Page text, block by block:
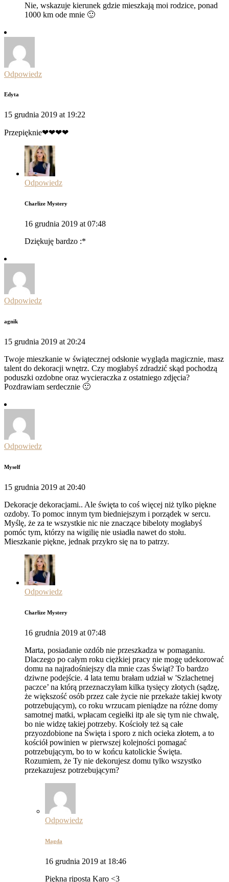
Nie, wskazuje kierunek gdzie mieszkają moi rodzice, ponad
1000 km ode mnie 🙂
Odpowiedz
Edyta
15 grudnia 2019 at 19:22
Przepięknie❤❤❤❤
Odpowiedz
Charlize Mystery
16 grudnia 2019 at 07:48
Dziękuję bardzo :*
Odpowiedz
agnik
15 grudnia 2019 at 20:24
Twoje mieszkanie w świątecznej odsłonie wygląda magicznie, masz
talent do dekoracji wnętrz. Czy mogłabyś zdradzić skąd pochodzą
poduszki ozdobne oraz wycieraczka z ostatniego zdjęcia?
Pozdrawiam serdecznie 🙂
Odpowiedz
Myself
15 grudnia 2019 at 20:40
Dekoracje dekoracjami.. Ale święta to coś więcej niż tylko piękne
ozdoby. To pomoc innym tym biedniejszym i porządek w sercu.
Myślę, że za te wszystkie nic nie znaczące bibeloty mogłabyś
pomóc tym, którzy na wigilię nie usiadła nawet do stołu.
Mieszkanie piękne, jednak przykro się na to patrzy.
Odpowiedz
Charlize Mystery
16 grudnia 2019 at 07:48
Marta, posiadanie ozdób nie przeszkadza w pomaganiu.
Dlaczego po całym roku ciężkiej pracy nie mogę udekorować
domu na najradośniejszy dla mnie czas Świąt? To bardzo
dziwne podejście. 4 lata temu brałam udział w 'Szlachetnej
paczce’ na którą przeznaczyłam kilka tysięcy złotych (sądzę,
że większość osób przez całe życie nie przekaże takiej kwoty
potrzebującym), co roku wrzucam pieniądze na różne domy
samotnej matki, wpłacam cegiełki itp ale się tym nie chwalę,
bo nie widzę takiej potrzeby. Kościoły też są całe
przyozdobione na Święta i sporo z nich ocieka złotem, a to
kościół powinien w pierwszej kolejności pomagać
potrzebującym, bo to w końcu katolickie Święta.
Rozumiem, że Ty nie dekorujesz domu tylko wszystko
przekazujesz potrzebującym?
Odpowiedz
Magda
16 grudnia 2019 at 18:46
Piękna riposta Karo <3